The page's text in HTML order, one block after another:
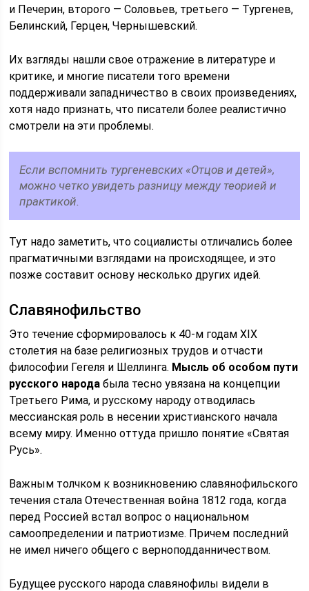
и Печерин, второго — Соловьев, третьего — Тургенев,
Белинский, Герцен, Чернышевский.
Их взгляды нашли свое отражение в литературе и
критике, и многие писатели того времени
поддерживали западничество в своих произведениях,
хотя надо признать, что писатели более реалистично
смотрели на эти проблемы.
Если вспомнить тургеневских «Отцов и детей»,
можно четко увидеть разницу между теорией и
практикой.
Тут надо заметить, что социалисты отличались более
прагматичными взглядами на происходящее, и это
позже составит основу несколько других идей.
Славянофильство
Это течение сформировалось к 40-м годам XIX
столетия на базе религиозных трудов и отчасти
философии Гегеля и Шеллинга. Мысль об особом пути
русского народа была тесно увязана на концепции
Третьего Рима, и русскому народу отводилась
мессианская роль в несении христианского начала
всему миру. Именно оттуда пришло понятие «Святая
Русь».
Важным толчком к возникновению славянофильского
течения стала Отечественная война 1812 года, когда
перед Россией встал вопрос о национальном
самоопределении и патриотизме. Причем последний
не имел ничего общего с верноподданничеством.
Будущее русского народа славянофилы видели в